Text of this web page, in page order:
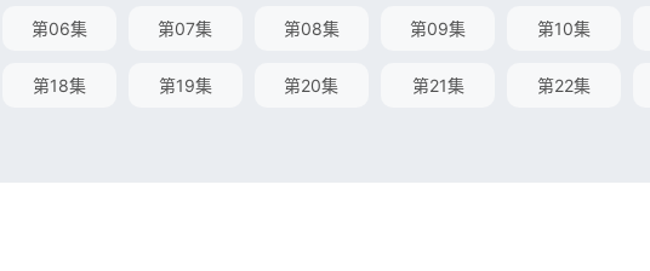
第06集 第07集 第08集 第09集 第10集
第18集 第19集 第20集 第21集 第22集